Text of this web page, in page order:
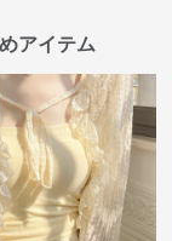
アイテム